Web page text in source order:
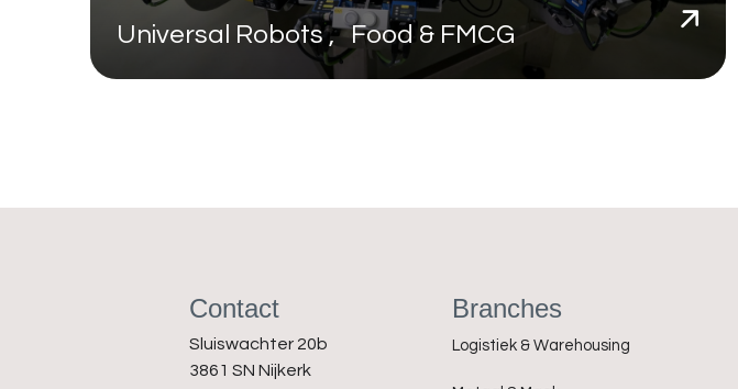
Universal Robots , Food & FMCG
Contact
Sluiswachter 20b
3861 SN Nijkerk
Branches
Logistiek & Warehousing